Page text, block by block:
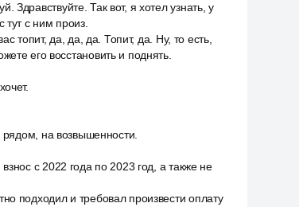
Здравствуйте. Так вот, я хотел узнать, у
с ним произ.
топит, да, да, да. Топит, да. Ну, то есть,
его восстановить и поднять.
рядом, на возвышенности.
с 2022 года по 2023 год, а также не
подходил и требовал произвести оплату